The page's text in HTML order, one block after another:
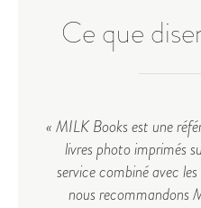
Ce que
« MILK Books est une
livres photo imprimés
service combiné avec
nous recommandons